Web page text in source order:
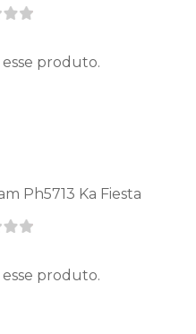
produto.
Ph5713 Ka Fiesta
produto.